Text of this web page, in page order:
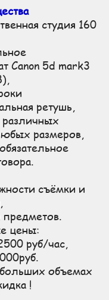
студия 160
Canon 5d mark3
ретушь,
размеров,
съёмки и
предметов.
цены:
руб/час,
объемах
!